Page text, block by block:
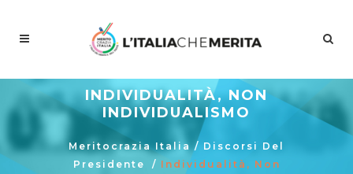
INDIVIDUALITÀ, NON
INDIVIDUALISMO
Meritocrazia Italia / Discorsi Del
Presidente
/ Individualità, Non